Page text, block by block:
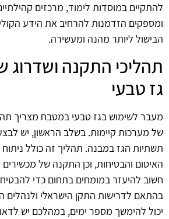
להתקיים במוסדות לימוד, מרכזים
ומספקים הזדמנות להרחיב את הידע
הבישול ליותר מהנה ומעשירה.
תהליכי התקנה ושדרוג
גז טבעי
מעבר לשימוש בגז טבעי במטבח מצריך
של מערכות קיימות. בשלב הראשון, יש
תשתיות הגז במבנה. תהליך זה כולל
האיטום והבטיחות, וכן התקנה של
חשוב להיעזר במומחים בתחום כדי
בהתאם לדרישות התקן הישראלי ולנהלים
יכול להימשך מספר ימים, במהלכם יש